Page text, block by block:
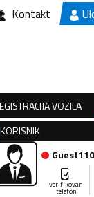
Kontakt
VOZILA
KORISNIK
verifikovan
telefon